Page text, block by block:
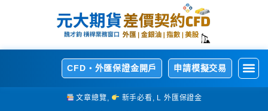
CFD・外匯保證金開戶 申請模擬交易
文章總覽, 新手必看, L 外匯保證金